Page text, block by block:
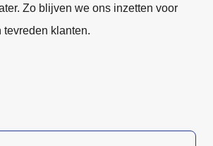
Zo blijven we ons inzetten voor
klanten.